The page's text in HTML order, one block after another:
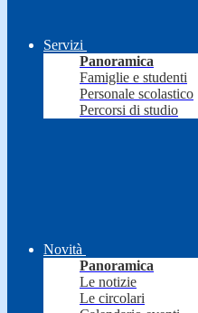
Servizi
Panoramica
Famiglie e studenti
Personale scolastico
Percorsi di studio
Novità
Panoramica
Le notizie
Le circolari